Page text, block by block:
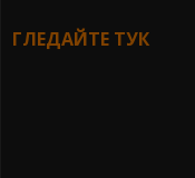
ГЛЕДАЙТЕ ТУК